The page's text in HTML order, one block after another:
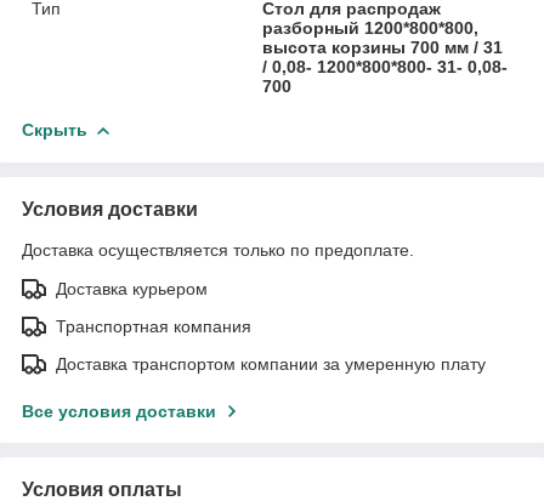
Тип
Стол для распродаж
разборный 1200*800*800,
высота корзины 700 мм / 31
/ 0,08- 1200*800*800- 31- 0,08-
700
Скрыть
Условия доставки
Доставка осуществляется только по предоплате.
Доставка курьером
Транспортная компания
Доставка транспортом компании за умеренную плату
Все условия доставки
Условия оплаты